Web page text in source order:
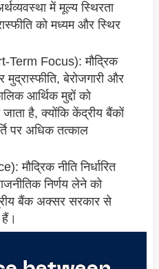
में मूल्य स्थिरता
को मध्यम और स्थिर
Focus): मौद्रिक
मुद्रास्फीति, बेरोजगारी और
आर्थिक मुद्दों को
है, क्योंकि केंद्रीय बैंकों
पर अधिक तत्काल
मौद्रिक नीति निर्धारित
निर्णय लेने को
बैंक अक्सर सरकार से